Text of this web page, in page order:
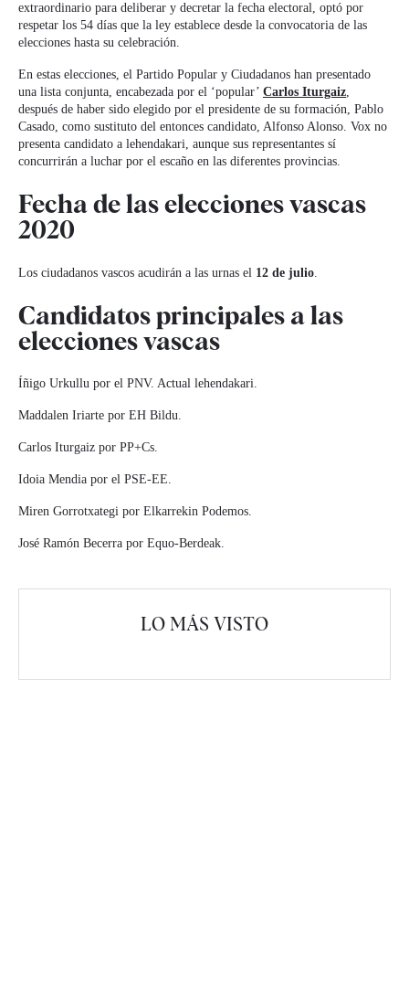
extraordinario para deliberar y decretar la fecha electoral, optó por
respetar los 54 días que la ley establece desde la convocatoria de las
elecciones hasta su celebración.
En estas elecciones, el Partido Popular y Ciudadanos han presentado
una lista conjunta, encabezada por el ‘popular’ Carlos Iturgaiz,
después de haber sido elegido por el presidente de su formación, Pablo
Casado, como sustituto del entonces candidato, Alfonso Alonso. Vox no
presenta candidato a lehendakari, aunque sus representantes sí
concurrirán a luchar por el escaño en las diferentes provincias.
Fecha de las elecciones vascas
2020
Los ciudadanos vascos acudirán a las urnas el 12 de julio
Candidatos principales a las
elecciones vascas
Íñigo Urkullu por el PNV. Actual lehendakari.
Maddalen Iriarte por EH Bildu.
Carlos Iturgaiz por PP+Cs.
Idoia Mendia por el PSE-EE.
Miren Gorrotxategi por Elkarrekin Podemos.
José Ramón Becerra por Equo-Berdeak.
LO MÁS VISTO